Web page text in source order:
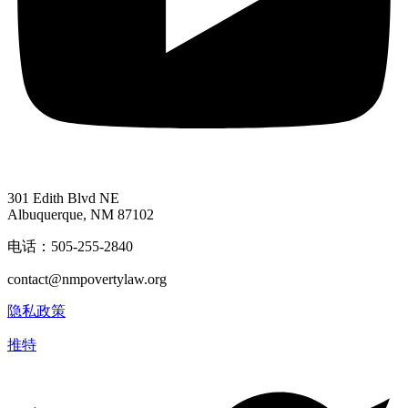
301 Edith Blvd NE
Albuquerque, NM 87102
电话：505-255-2840
contact@nmpovertylaw.org
隐私政策
推特